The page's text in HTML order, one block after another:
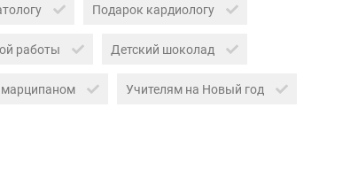
Подарок кардиологу
работы Детский шоколад
Учителям на Новый год